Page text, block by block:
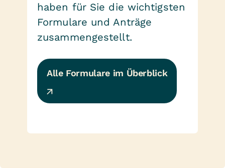
haben für Sie die wichtigsten
Formulare und Anträge
zusammengestellt.
Alle Formulare im Überblick